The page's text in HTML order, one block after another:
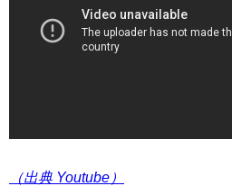
（出典 Youtube）